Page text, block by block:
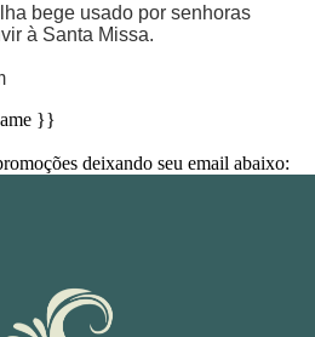
bege usado por senhoras
à Santa Missa.
}}
deixando seu email abaixo: